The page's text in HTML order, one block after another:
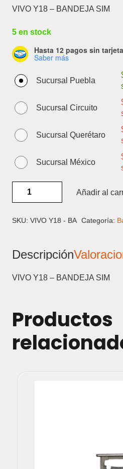
VIVO Y18 – BANDEJA SIM
5 en stock
Hasta 12 pagos sin tarjeta
Saber más
Sucursal Puebla
Sucursal Circuito
Sucursal Querétaro
Sucursal México
BANDEJA
Añadir al
SKU: VIVO Y18 - BA Categoría:
Descripción
VIVO Y18 – BANDEJA SIM
Productos